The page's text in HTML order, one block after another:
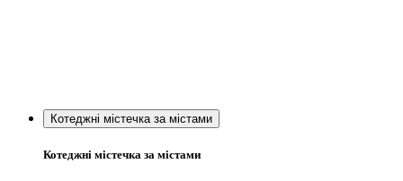
Котеджні містечка за містами
Котеджні містечка за містами